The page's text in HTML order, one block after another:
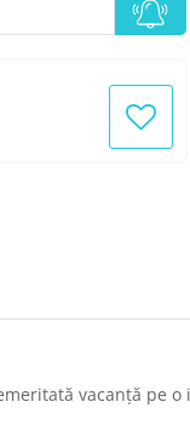
vacanță pe o